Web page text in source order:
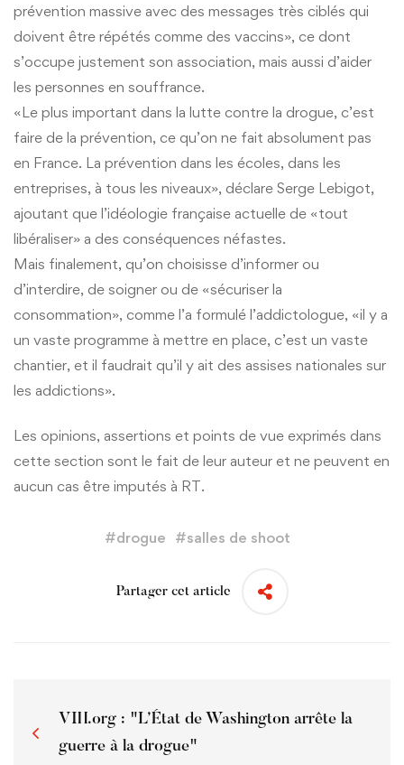
prévention massive avec des messages très ciblés qui
doivent être répétés comme des vaccins», ce dont
s’occupe justement son association, mais aussi d’aider
les personnes en souffrance.
«Le plus important dans la lutte contre la drogue, c’est
faire de la prévention, ce qu’on ne fait absolument pas
en France. La prévention dans les écoles, dans les
entreprises, à tous les niveaux», déclare Serge Lebigot,
ajoutant que l’idéologie française actuelle de «tout
libéraliser» a des conséquences néfastes.
Mais finalement, qu’on choisisse d’informer ou
d’interdire, de soigner ou de «sécuriser la
consommation», comme l’a formulé l’addictologue, «il y a
un vaste programme à mettre en place, c’est un vaste
chantier, et il faudrait qu’il y ait des assises nationales sur
les addictions».
Les opinions, assertions et points de vue exprimés dans
cette section sont le fait de leur auteur et ne peuvent en
aucun cas être imputés à RT.
#drogue #salles de shoot
Partager cet article
VIH.org : "L’État de Washington arrête la
guerre à la drogue"